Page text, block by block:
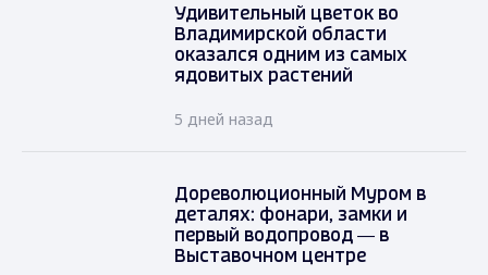
Удивительный цветок во
Владимирской области
оказался одним из самых
ядовитых растений
5 дней назад
Дореволюционный Муром в
деталях: фонари, замки и
первый водопровод — в
Выставочном центре